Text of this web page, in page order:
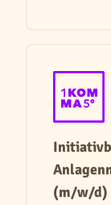
(m/w/d)